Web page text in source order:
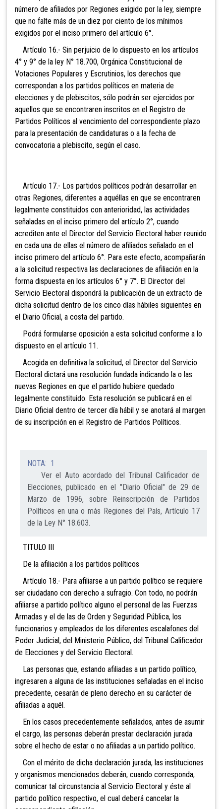
número de afiliados por Regiones exigido por la ley, siempre
que no falte más de un diez por ciento de los mínimos
exigidos por el inciso primero del artículo 6°.
Artículo 16.- Sin perjuicio de lo dispuesto en los artículos
4° y 9° de la ley N° 18.700, Orgánica Constitucional de
Votaciones Populares y Escrutinios, los derechos que
correspondan a los partidos políticos en materia de
elecciones y de plebiscitos, sólo podrán ser ejercidos por
aquellos que se encontraren inscritos en el Registro de
Partidos Políticos al vencimiento del correspondiente plazo
para la presentación de candidaturas o a la fecha de
convocatoria a plebiscito, según el caso.
Artículo 17.- Los partidos políticos podrán desarrollar en
otras Regiones, diferentes a aquéllas en que se encontraren
legalmente constituidos con anterioridad, las actividades
señaladas en el inciso primero del artículo 2°, cuando
acrediten ante el Director del Servicio Electoral haber reunido
en cada una de ellas el número de afiliados señalado en el
inciso primero del artículo 6°. Para este efecto, acompañarán
a la solicitud respectiva las declaraciones de afiliación en la
forma dispuesta en los artículos 6° y 7°. El Director del
Servicio Electoral dispondrá la publicación de un extracto de
dicha solicitud dentro de los cinco días hábiles siguientes en
el Diario Oficial, a costa del partido.
Podrá formularse oposición a esta solicitud conforme a lo
dispuesto en el artículo 11.
Acogida en definitiva la solicitud, el Director del Servicio
Electoral dictará una resolución fundada indicando la o las
nuevas Regiones en que el partido hubiere quedado
legalmente constituido. Esta resolución se publicará en el
Diario Oficial dentro de tercer día hábil y se anotará al margen
de su inscripción en el Registro de Partidos Políticos.
NOTA: 1
Ver el Auto acordado del Tribunal Calificador de
Elecciones, publicado en el "Diario Oficial" de 29 de
Marzo de 1996, sobre Reinscripción de Partidos
Políticos en una o más Regiones del País, Artículo 17
de la Ley N° 18.603.
TITULO III
De la afiliación a los partidos políticos
Artículo 18.- Para afiliarse a un partido político se requiere
ser ciudadano con derecho a sufragio. Con todo, no podrán
afiliarse a partido político alguno el personal de las Fuerzas
Armadas y el de las de Orden y Seguridad Pública, los
funcionarios y empleados de los diferentes escalafones del
Poder Judicial, del Ministerio Público, del Tribunal Calificador
de Elecciones y del Servicio Electoral.
Las personas que, estando afiliadas a un partido político,
ingresaren a alguna de las instituciones señaladas en el inciso
precedente, cesarán de pleno derecho en su carácter de
afiliadas a aquél.
En los casos precedentemente señalados, antes de asumir
el cargo, las personas deberán prestar declaración jurada
sobre el hecho de estar o no afiliadas a un partido político.
Con el mérito de dicha declaración jurada, las instituciones
y organismos mencionados deberán, cuando corresponda,
comunicar tal circunstancia al Servicio Electoral y éste al
partido político respectivo, el cual deberá cancelar la